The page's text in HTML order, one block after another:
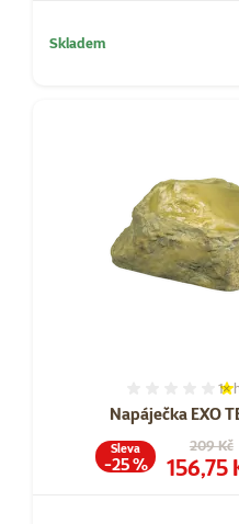
Skladem
Napáječka EXO
1×
Původní
209 Kč
Cena
156,75
Sleva
-25 %